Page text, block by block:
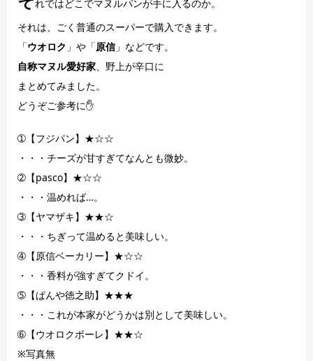
れではどこでマヌルパンが手に入るのか。
それは、ごく普通のスーパーで購入できます。
「ウオロク 」や「原信」などです。
自称マヌル愛好家 、野上が辛口に
まとめてみました。
どうぞご参考に✋
➀【フジパン】★☆☆
・・・チーズが甘すぎてなんとも微妙。
➁【pasco】★☆☆
・・・温めれば…。
➂【ヤマザキ】★★☆
・・・ちぎって温めると美味しい。
➃【原信ベーカリー】★☆☆
・・・香料が強すぎてクドイ。
➄【ぱんや徳之助】★★★
・・・これが本家がどうかは別として美味しい。
➅【ウオロクボーレ】★★☆
※写真無